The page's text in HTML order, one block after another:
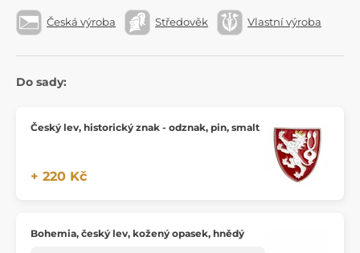
Česká výroba Středověk Vlastní výroba
Do sady:
Český lev, historický znak - odznak, pin, smalt
+ 220 Kč
Bohemia, český lev, kožený opasek, hnědý